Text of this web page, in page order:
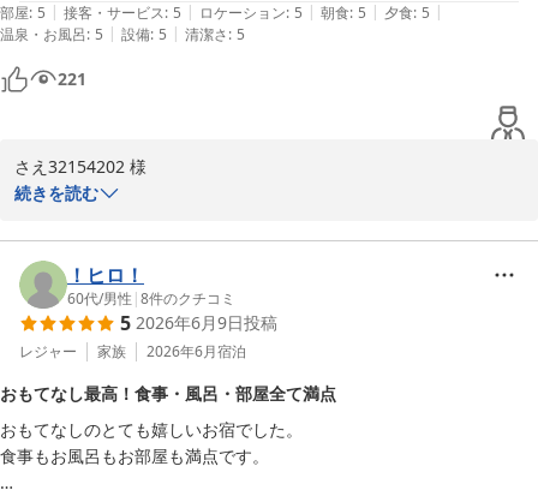
部屋: 5 | 接客・サービス: 5 | ロケーション: 5 | 朝食: 5 | 夕食: 5 |
温泉・お風呂: 5 | 設備: 5 | 清潔さ: 5
221
さえ32154202 様
いました。また、大変励みになる温かい口コミをご投稿いただき、
重ねて御礼申し上げます。
当館の温泉やお食事（夕食・朝食）にご満足いただけたとのこと、
何よりでございます。「ゆっくり出来ました」というお言葉をいた
とってもこれ以上の喜びはございません。
そして「秩父の定宿にしたい」という最高の褒め言葉をいただき、
続きを読む
！ヒロ！
60代/男性 |8件のクチコミ
5 2026年6月9日投稿
レジャー 家族 2026年6月宿泊
おもてなし最高！食事・風呂・部屋全て満点
おもてなしのとても嬉しいお宿でした。
食事もお風呂もお部屋も満点です。